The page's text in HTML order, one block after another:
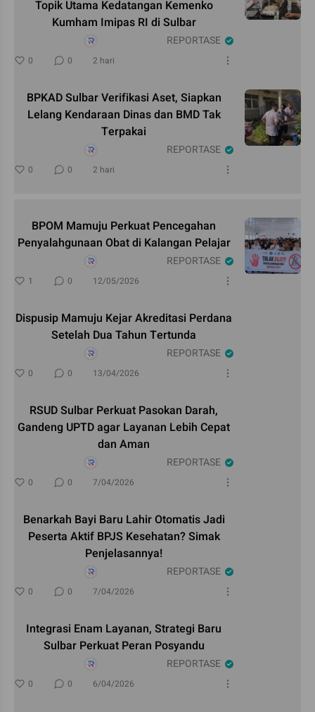
Topik Utama Kedatangan Kemenko
Kumham Imipas RI di Sulbar
REPORTASE
0 0 2 hari
BPKAD Sulbar Verifikasi Aset, Siapkan
Lelang Kendaraan Dinas dan BMD Tak
Terpakai
REPORTASE
0 0 2 hari
BPOM Mamuju Perkuat Pencegahan
Penyalahgunaan Obat di Kalangan Pelajar
REPORTASE
1 0 12/05/2026
Dispusip Mamuju Kejar Akreditasi Perdana
Setelah Dua Tahun Tertunda
REPORTASE
0 0 13/04/2026
RSUD Sulbar Perkuat Pasokan Darah,
Gandeng UPTD agar Layanan Lebih Cepat
dan Aman
REPORTASE
0 0 7/04/2026
Benarkah Bayi Baru Lahir Otomatis Jadi
Peserta Aktif BPJS Kesehatan? Simak
Penjelasannya!
REPORTASE
0 0 7/04/2026
Integrasi Enam Layanan, Strategi Baru
Sulbar Perkuat Peran Posyandu
REPORTASE
0 0 6/04/2026